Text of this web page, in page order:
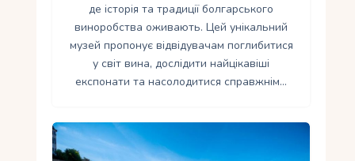
де історія та традиції болгарського
виноробства оживають. Цей унікальний
музей пропонує відвідувачам поглибитися
у світ вина, дослідити найцікавіші
експонати та насолодитися справжнім…